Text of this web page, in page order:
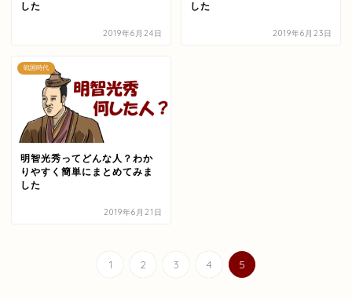
した
2019年6月24日
した
2019年6月23日
戦国時代
明智光秀ってどんな人？わか
りやすく簡単にまとめてみま
した
2019年6月21日
1 2 3 4 5